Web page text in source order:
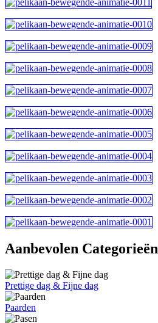
Aanbevolen Categorieën
Prettige dag & Fijne dag
Paarden